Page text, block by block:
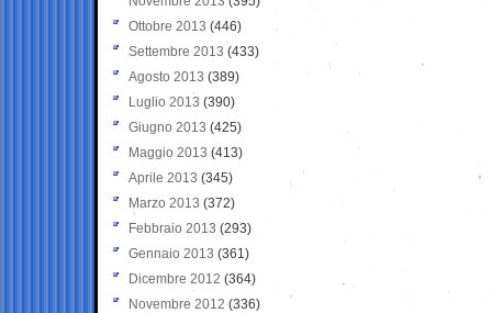
Ottobre 2013 (446)
Settembre 2013 (433)
Agosto 2013 (389)
Luglio 2013 (390)
Giugno 2013 (425)
Maggio 2013 (413)
Aprile 2013 (345)
Marzo 2013 (372)
Febbraio 2013 (293)
Gennaio 2013 (361)
Dicembre 2012 (364)
Novembre 2012 (336)